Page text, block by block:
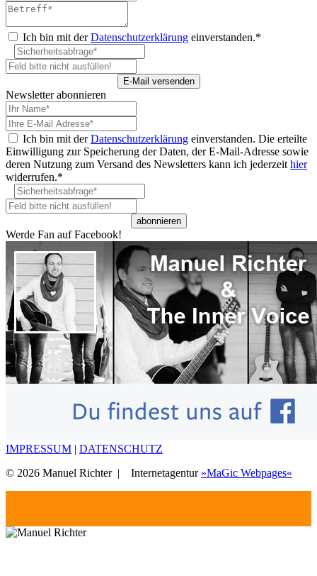
Ich bin mit derDatenschutzerklärung einverstanden.*
Newsletter abonnieren
Ich bin mit derDatenschutzerklärung einverstanden. Die erteilte
Einwilligung zur Speicherung der Daten, der E-Mail-Adresse sowie
deren Nutzung zum Versand des Newsletters kann ich jederzeit hier
widerrufen.*
Werde Fan auf Facebook!
IMPRESSUM | DATENSCHUTZ
© 2026 Manuel Richter |
Internetagentur »MaGic Webpages«